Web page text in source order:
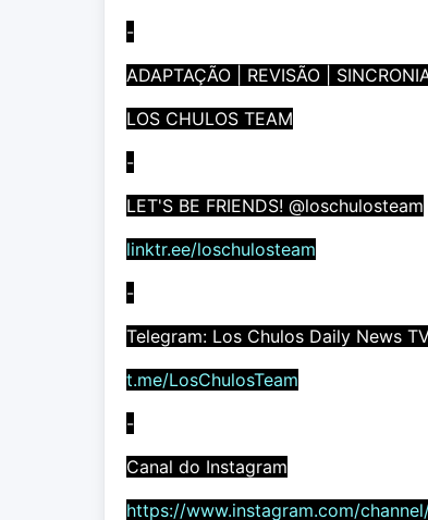
-
ADAPTAÇÃO | REVISÃO |
LOS CHULOS TEAM
-
LET'S BE FRIENDS! @loschulosteam
linktr.ee/loschulosteam
-
Telegram: Los Chulos Daily News
t.me/LosChulosTeam
-
Canal do Instagram
https://www.instagram.com/